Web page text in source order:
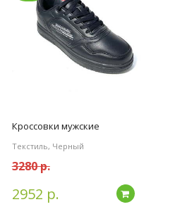
Кроссовки мужские
Текстиль, Черный
3280 р.
2952 р.